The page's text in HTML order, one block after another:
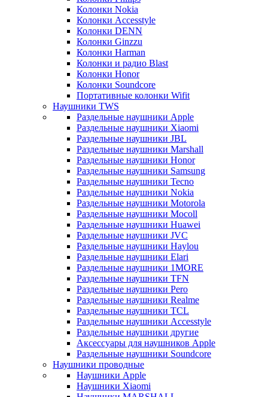
Колонки Nokia
Колонки Accesstyle
Колонки DENN
Колонки Ginzzu
Колонки Harman
Колонки и радио Blast
Колонки Honor
Колонки Soundcore
Портативные колонки Wifit
Наушники TWS
Раздельные наушники Apple
Раздельные наушники Xiaomi
Раздельные наушники JBL
Раздельные наушники Marshall
Раздельные наушники Honor
Раздельные наушники Samsung
Раздельные наушники Tecno
Раздельные наушники Nokia
Раздельные наушники Motorola
Раздельные наушники Mocoll
Раздельные наушники Huawei
Раздельные наушники JVC
Раздельные наушники Haylou
Раздельные наушники Elari
Раздельные наушники 1MORE
Раздельные наушники TFN
Раздельные наушники Pero
Раздельные наушники Realme
Раздельные наушники TCL
Раздельные наушники Accesstyle
Раздельные наушники другие
Аксессуары для наушников Apple
Раздельные наушники Soundcore
Наушники проводные
Наушники Apple
Наушники Xiaomi